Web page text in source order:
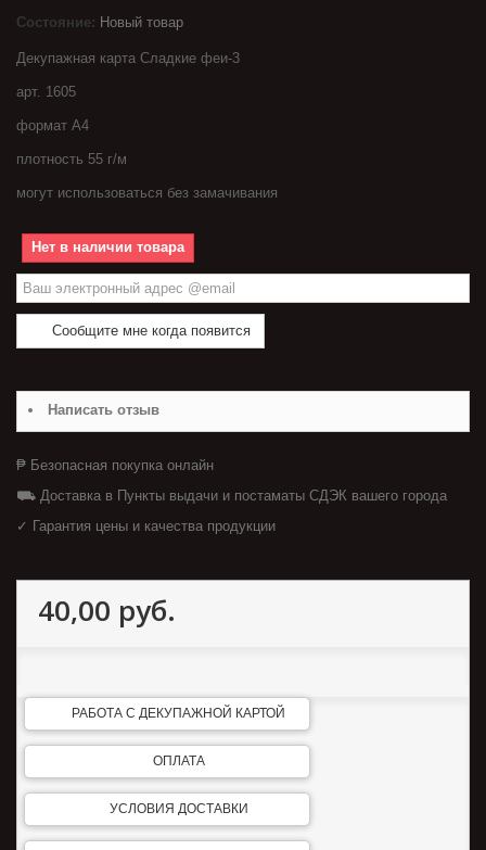
Состояние: Новый товар
Декупажная карта Сладкие феи-3
арт. 1605
формат А4
плотность 55 г/м
могут использоваться без замачивания
Нет в наличии товара
Сообщите мне когда появится
Написать отзыв
₱ Безопасная покупка онлайн
⛟ Доставка в Пункты выдачи и постаматы СДЭК вашего города
✓ Гарантия цены и качества продукции
40,00 руб.
РАБОТА С ДЕКУПАЖНОЙ КАРТОЙ
ОПЛАТА
УСЛОВИЯ ДОСТАВКИ